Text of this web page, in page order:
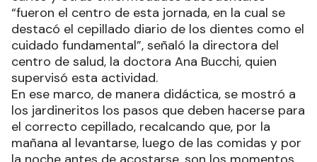
“fueron el centro de esta jornada, en la cual se
destacó el cepillado diario de los dientes como el
cuidado fundamental”, señaló la directora del
centro de salud, la doctora Ana Bucchi, quien
supervisó esta actividad.
En ese marco, de manera didáctica, se mostró a
los jardineritos los pasos que deben hacerse para
el correcto cepillado, recalcando que, por la
mañana al levantarse, luego de las comidas y por